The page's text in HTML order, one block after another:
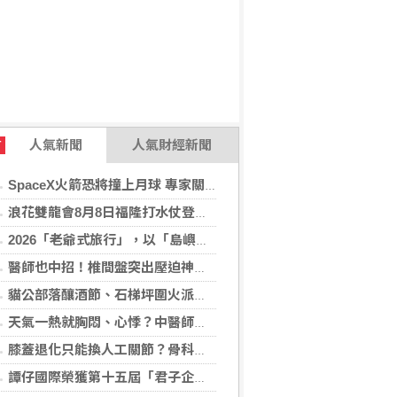
人氣新聞 人氣財經新聞
SpaceX火箭恐將撞上月球 專家關注衝擊後果
浪花雙龍會8月8日福隆打水仗登場 尚有免費名額快報名，還可抽住宿券！
2026「老爺式旅行」，以「島嶼的弦外之音」為題 帶旅人開箱歌劇院後台、探訪地下舞廳年代及體驗民歌
醫師也中招！椎間盤突出壓迫神經 微創內視鏡手術助重返正常生活
貓公部落釀酒節、石梯坪圍火派對 分別在中秋與國慶連假登場
天氣一熱就胸悶、心悸？中醫師提醒：高溫讓心臟負擔大增，別輕忽身體警訊
膝蓋退化只能換人工關節？骨科醫師解析「退化性關節炎」治療評估
譚仔國際榮獲第十五屆「君子企業獎」 卓越ESG及營商表現備受肯定